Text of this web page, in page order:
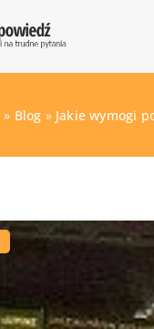
» Blog » Jakie wymogi